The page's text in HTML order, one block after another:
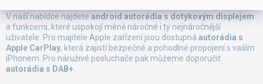
V naší nabídce najdete android autorádia s dotykovým displejem
a funkcemi, které uspokojí méně náročné i ty nejnáročnější
uživatele. Pro majitele Apple zařízení jsou dostupná autorádia s
Apple CarPlay, která zajistí bezpečné a pohodlné propojení s vaším
iPhonem. Pro náruživé posluchače pak můžeme doporučit
autorádia s DAB+